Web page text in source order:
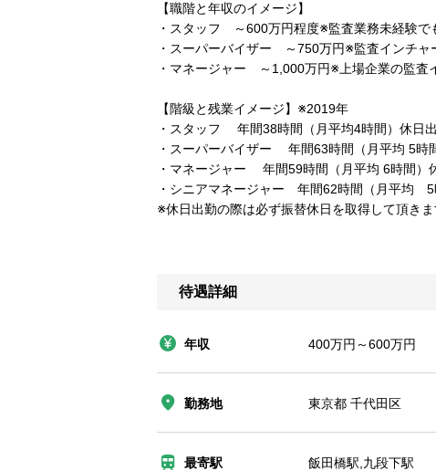
【職階と年収のイメージ】
・スタッフ ～600万円程度※監査業務未経験で
・スーパーバイザー ～750万円※監査インチャ
・マネージャー ～1,000万円※上場企業の監査
【階級と残業イメージ】※2019年
・スタッフ 年間38時間（月平均4時間）休日
・スーパーバイザー 年間63時間（月平均 5時
・マネージャー 年間59時間（月平均 6時間）
・シニアマネージャー 年間62時間（月平均 5
※休日出勤の際は必ず振替休日を取得して頂きま
待遇詳細
年収 400万円～600万円
勤務地 東京都 千代田区
最寄駅 飯田橋駅,九段下駅